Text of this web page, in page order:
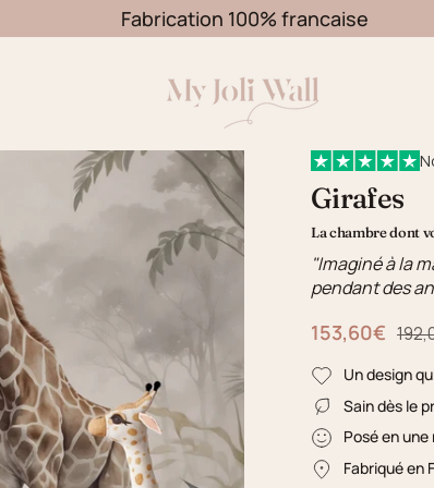
Fabrication 100% francaise
Girafes
La chambre dont
"Imaginé à la
pendant des
153,60€
Prix régulier
Un design
Sain dès le
Posé en
Fabriqué en